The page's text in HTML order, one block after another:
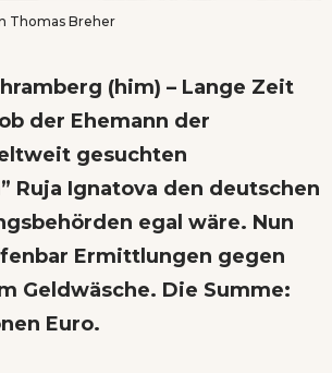
Thomas Breher
(him) – Lange Zeit
der Ehemann der
gesuchten
Ruja Ignatova den deutschen
egal wäre. Nun
Ermittlungen gegen
Geldwäsche. Die Summe:
Euro.